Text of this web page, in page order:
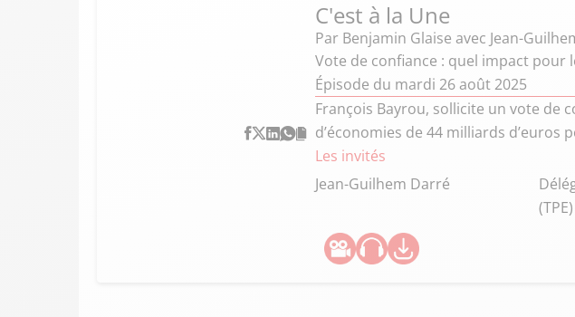
C'est à la Une
Par Benjamin Glaise avec Jean-
Vote de confiance : quel impact pour
Épisode du mardi 26 août 2025
François Bayrou, sollicite un vote de
d’économies de 44 milliards d’euros
Les invités
Jean-Guilhem Darré
(TPE)